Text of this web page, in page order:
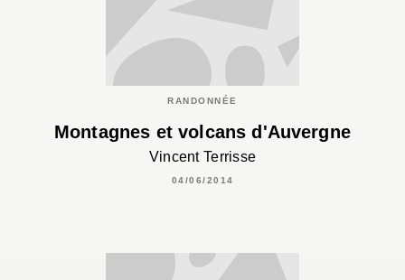
RANDONNÉE
Montagnes et volcans d'Auvergne
Vincent Terrisse
04/06/2014